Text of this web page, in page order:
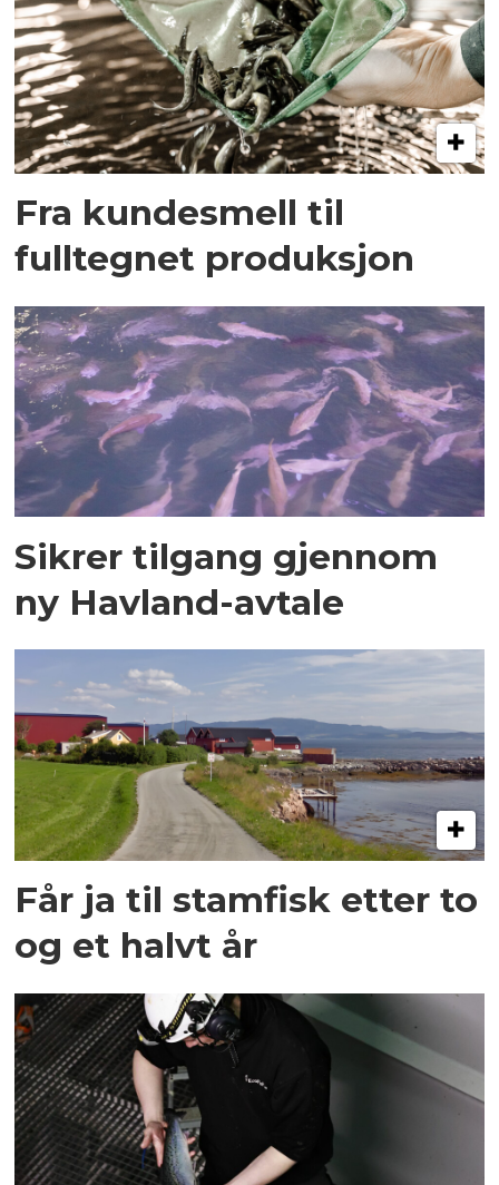
Fra kundesmell til
fulltegnet produksjon
Sikrer tilgang gjennom
ny Havland-avtale
Får ja til stamfisk etter to
og et halvt år